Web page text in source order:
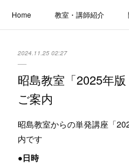
Home 教室・講師紹介
2024.11.25 02:27
昭島教室「2025年
ご案内
昭島教室からの単発講座「
内です
●日時